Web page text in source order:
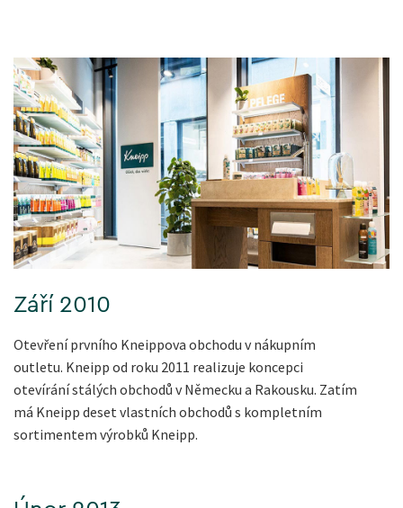
Září 2010
Otevření prvního Kneippova obchodu v nákupním
outletu. Kneipp od roku 2011 realizuje koncepci
otevírání stálých obchodů v Německu a Rakousku. Zatím
má Kneipp deset vlastních obchodů s kompletním
sortimentem výrobků Kneipp.